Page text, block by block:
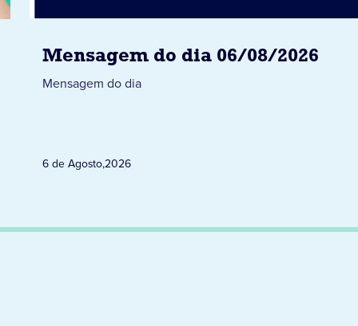
Mensagem do dia 06/08/2026
Mensagem do dia
6 de Agosto,2026